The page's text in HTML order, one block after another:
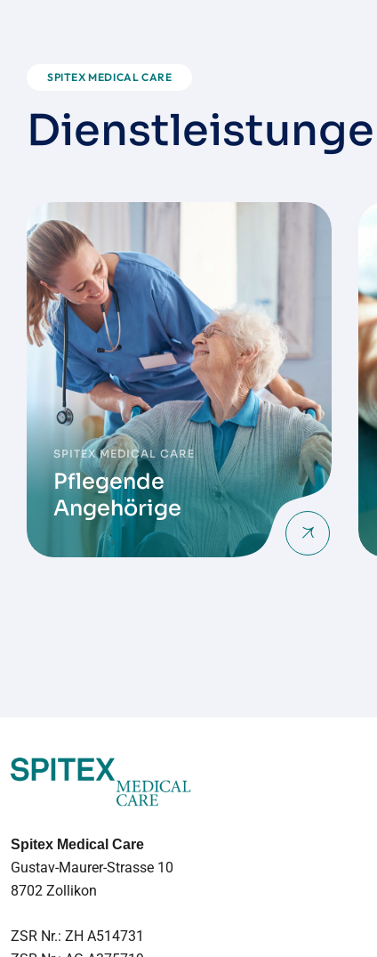
SPITEX MEDICAL CARE
Dienstleistunge
SPITEX MEDICAL CARE
Pflegende
Angehörige
Spitex Medical Care
Gustav-Maurer-Strasse 10
8702 Zollikon
ZSR Nr.: ZH A514731